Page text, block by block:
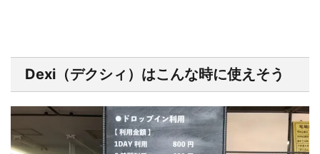
Dexi（デクシィ）はこんな時に使えそう